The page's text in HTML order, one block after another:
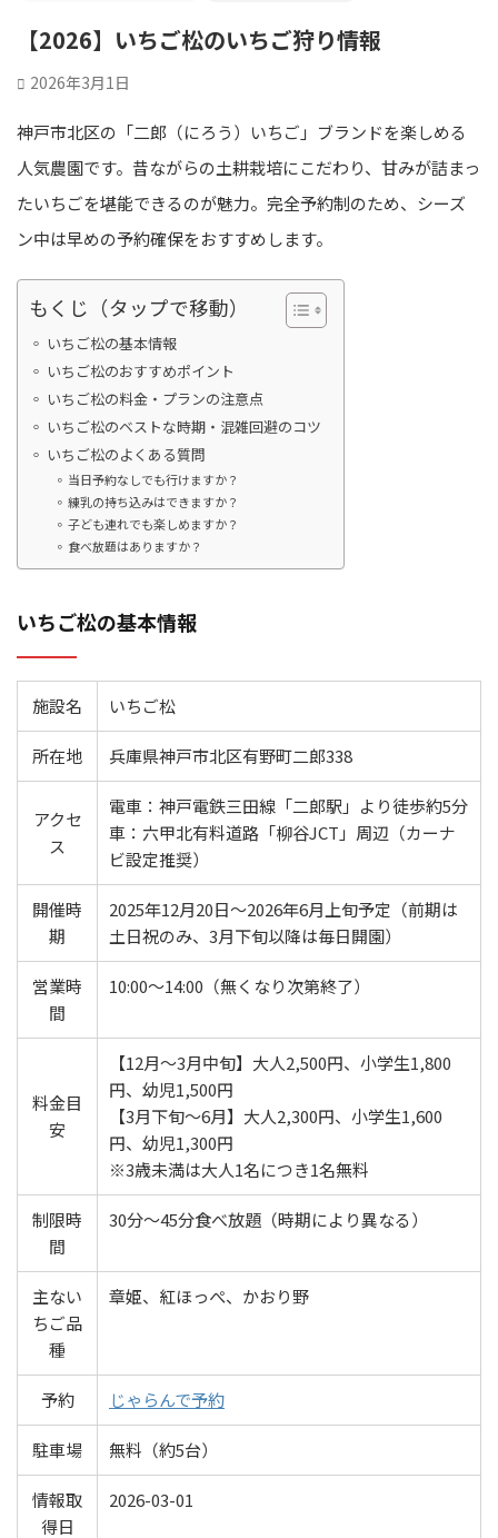
【2026】いちご松のいちご狩り情報
2026年3月1日
神戸市北区の「二郎（にろう）いちご」ブランドを楽しめる
人気農園です。昔ながらの土耕栽培にこだわり、甘みが詰まっ
たいちごを堪能できるのが魅力。完全予約制のため、シーズ
ン中は早めの予約確保をおすすめします。
もくじ（タップで移動）
いちご松の基本情報
いちご松のおすすめポイント
いちご松の料金・プランの注意点
いちご松のベストな時期・混雑回避のコツ
いちご松のよくある質問
当日予約なしでも行けますか？
練乳の持ち込みはできますか？
子ども連れでも楽しめますか？
食べ放題はありますか？
いちご松の基本情報
施設名 いちご松
所在地 兵庫県神戸市北区有野町二郎338
アクセ
ス
電車：神戸電鉄三田線「二郎駅」より徒歩約5分
車：六甲北有料道路「柳谷JCT」周辺（カーナ
ビ設定推奨）
開催時
期
2025年12月20日～2026年6月上旬予定（前期は
土日祝のみ、3月下旬以降は毎日開園）
営業時
間
10:00～14:00（無くなり次第終了）
料金目
安
【12月～3月中旬】大人2,500円、小学生1,800
円、幼児1,500円
【3月下旬～6月】大人2,300円、小学生1,600
円、幼児1,300円
※3歳未満は大人1名につき1名無料
制限時
間
30分～45分食べ放題（時期により異なる）
主ない
ちご品
種
章姫、紅ほっぺ、かおり野
予約 じゃらんで予約
駐車場 無料（約5台）
情報取
得日
2026-03-01